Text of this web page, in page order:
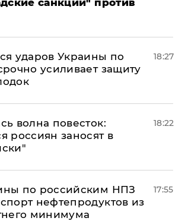
ударов Украины по
усиливает защиту
18:27
волна повесток:
россиян заносят в
18:22
по российским НПЗ
нефтепродуктов из
минимума
17:55